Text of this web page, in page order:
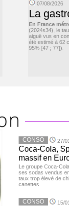
07/08/2026
La
En France
(2024s34), le
aiguë vus en
été estimé à 62
95% [47 ; 77]).
CONSO 27/
Coca-Cola,
massif en
Le groupe Coca-
ses sodas vendus
taux trop élevé de
canettes
CONSO 15/